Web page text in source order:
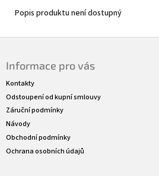
Popis produktu není dostupný
Informace pro vás
Kontakty
Odstoupení od kupní smlouvy
Záruční podmínky
Návody
Obchodní podmínky
Ochrana osobních údajů